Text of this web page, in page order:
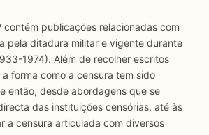
contém publicações relacionadas com
pela ditadura militar e vigente durante
1974). Além de recolher escritos
forma como a censura tem sido
então, desde abordagens que se
das instituições censórias, até às
a censura articulada com diversos